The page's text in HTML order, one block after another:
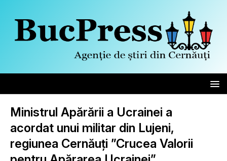
Ministrul Apărării a Ucrainei a
acordat unui militar din Lujeni,
regiunea Cernăuți ”Crucea Valorii